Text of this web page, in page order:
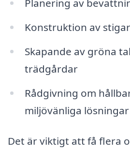
Planering av
Konstruktion av
Skapande av gröna
trädgårdar
Rådgivning om
miljövänliga lösningar
Det är viktigt att få flera